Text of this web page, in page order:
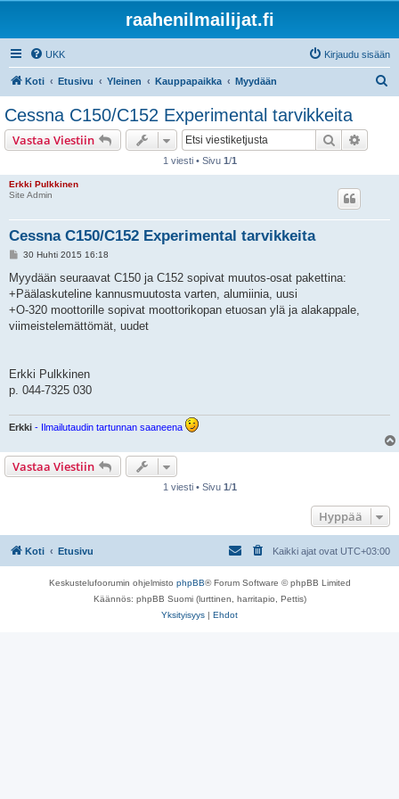
raahenilmailijat.fi
UKK Kirjaudu sisään
Koti Etusivu Yleinen Kauppapaikka Myydään
Cessna C150/C152 Experimental tarvikkeita
Vastaa Viestiin Etsi
1 viesti • Sivu 1/1
Erkki Pulkkinen
Site Admin
Cessna C150/C152 Experimental tarvikkeita
V
e
s
t
i
30 Huhti 2015 16:18
Myydään seuraavat C150 ja C152 sopivat muutos-osat pakettina:
+Päälaskuteline kannusmuutosta varten, alumiinia, uusi
+O-320 moottorille sopivat moottorikopan etuosan ylä ja alakappale,
viimeistelemättömät, uudet
Erkki Pulkkinen
p. 044-7325 030
Erkki - Ilmailutaudin tartunnan saaneena
Vastaa Viestiin
1 viesti • Sivu 1/1
Hyppää
Koti Etusivu Kaikki ajat ovat UTC+03:00
Keskustelufoorumin ohjelmisto phpBB® Forum Software © phpBB Limited
Käännös: phpBB Suomi (lurttinen, harritapio, Pettis)
Yksityisyys | Ehdot